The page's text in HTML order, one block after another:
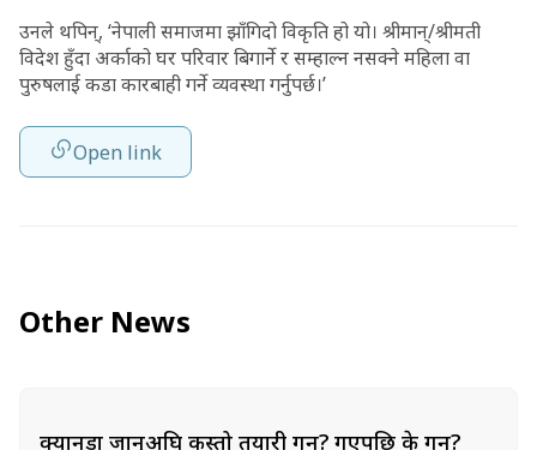
उनले थपिन्, ‘नेपाली समाजमा झाँगिदो विकृति हो यो। श्रीमान्/श्रीमती
विदेश हुँदा अर्काको घर परिवार बिगार्ने र सम्हाल्न नसक्‍ने महिला वा
पुरुषलाई कडा कारबाही गर्ने व्यवस्था गर्नुपर्छ।’
Open link
Other News
क्यानडा जानुअघि कस्तो तयारी गर्ने? गएपछि के गर्ने?